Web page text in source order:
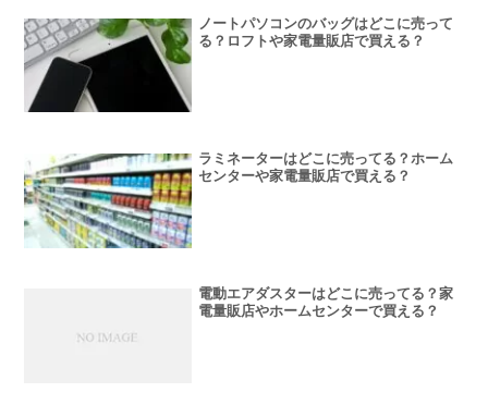
ノートパソコンのバッグはどこに売って
る？ロフトや家電量販店で買える？
ラミネーターはどこに売ってる？ホーム
センターや家電量販店で買える？
電動エアダスターはどこに売ってる？家
電量販店やホームセンターで買える？